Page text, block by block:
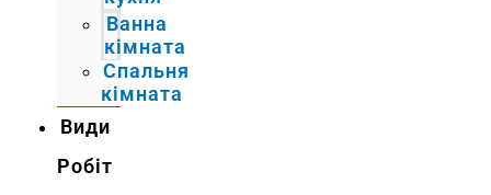
Ванна
кімната
Спальня
кімната
Види
Робіт